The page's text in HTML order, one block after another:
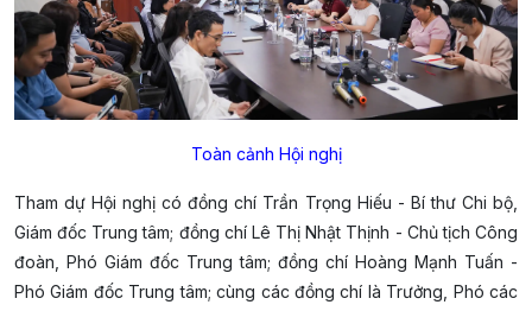
Toàn cảnh Hội nghị
Tham dự Hội nghị có đồng chí Trần Trọng Hiếu - Bí thư Chi bộ,
Giám đốc Trung tâm; đồng chí Lê Thị Nhật Thịnh - Chủ tịch Công
đoàn, Phó Giám đốc Trung tâm; đồng chí Hoàng Mạnh Tuấn -
Phó Giám đốc Trung tâm; cùng các đồng chí là Trưởng, Phó các